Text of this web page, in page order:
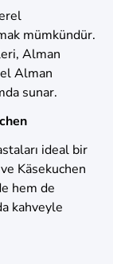
mümkündür.
Alman
Alman
sunar.
ideal bir
Käsekuchen
hem de
kahveyle